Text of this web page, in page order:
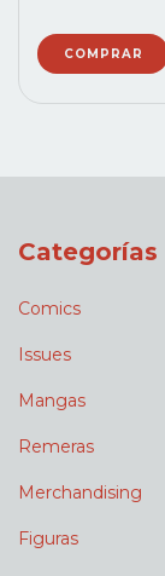
Categorías
Comics
Issues
Mangas
Remeras
Merchandising
Figuras